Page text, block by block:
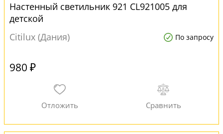
Настенный светильник 921 CL921005 для
детской
Citilux (Дания)
По запросу
980 ₽